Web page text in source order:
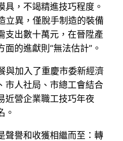
具，不竭精進技巧程度。
立異，僅脫手制造的裝備
支出數十萬元，在晉陞產
的進獻則“無法估計”。
與加入了重慶市委新經濟
市人社局、市總工會結合
近營企業職工技巧年夜
。
聲譽和收獲相繼而至：轉